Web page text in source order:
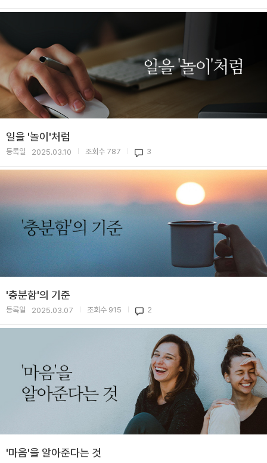
일을 '놀이'처럼
등록일 2025.03.10 조회수 787 3
'충분함'의 기준
등록일 2025.03.07 조회수 915 2
'마음'을 알아준다는 것